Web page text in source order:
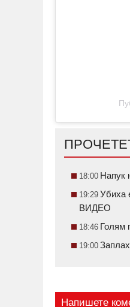
18:00 Напук
19:29 Убиха
ВИДЕО
18:46 Голям
19:00
Напишете